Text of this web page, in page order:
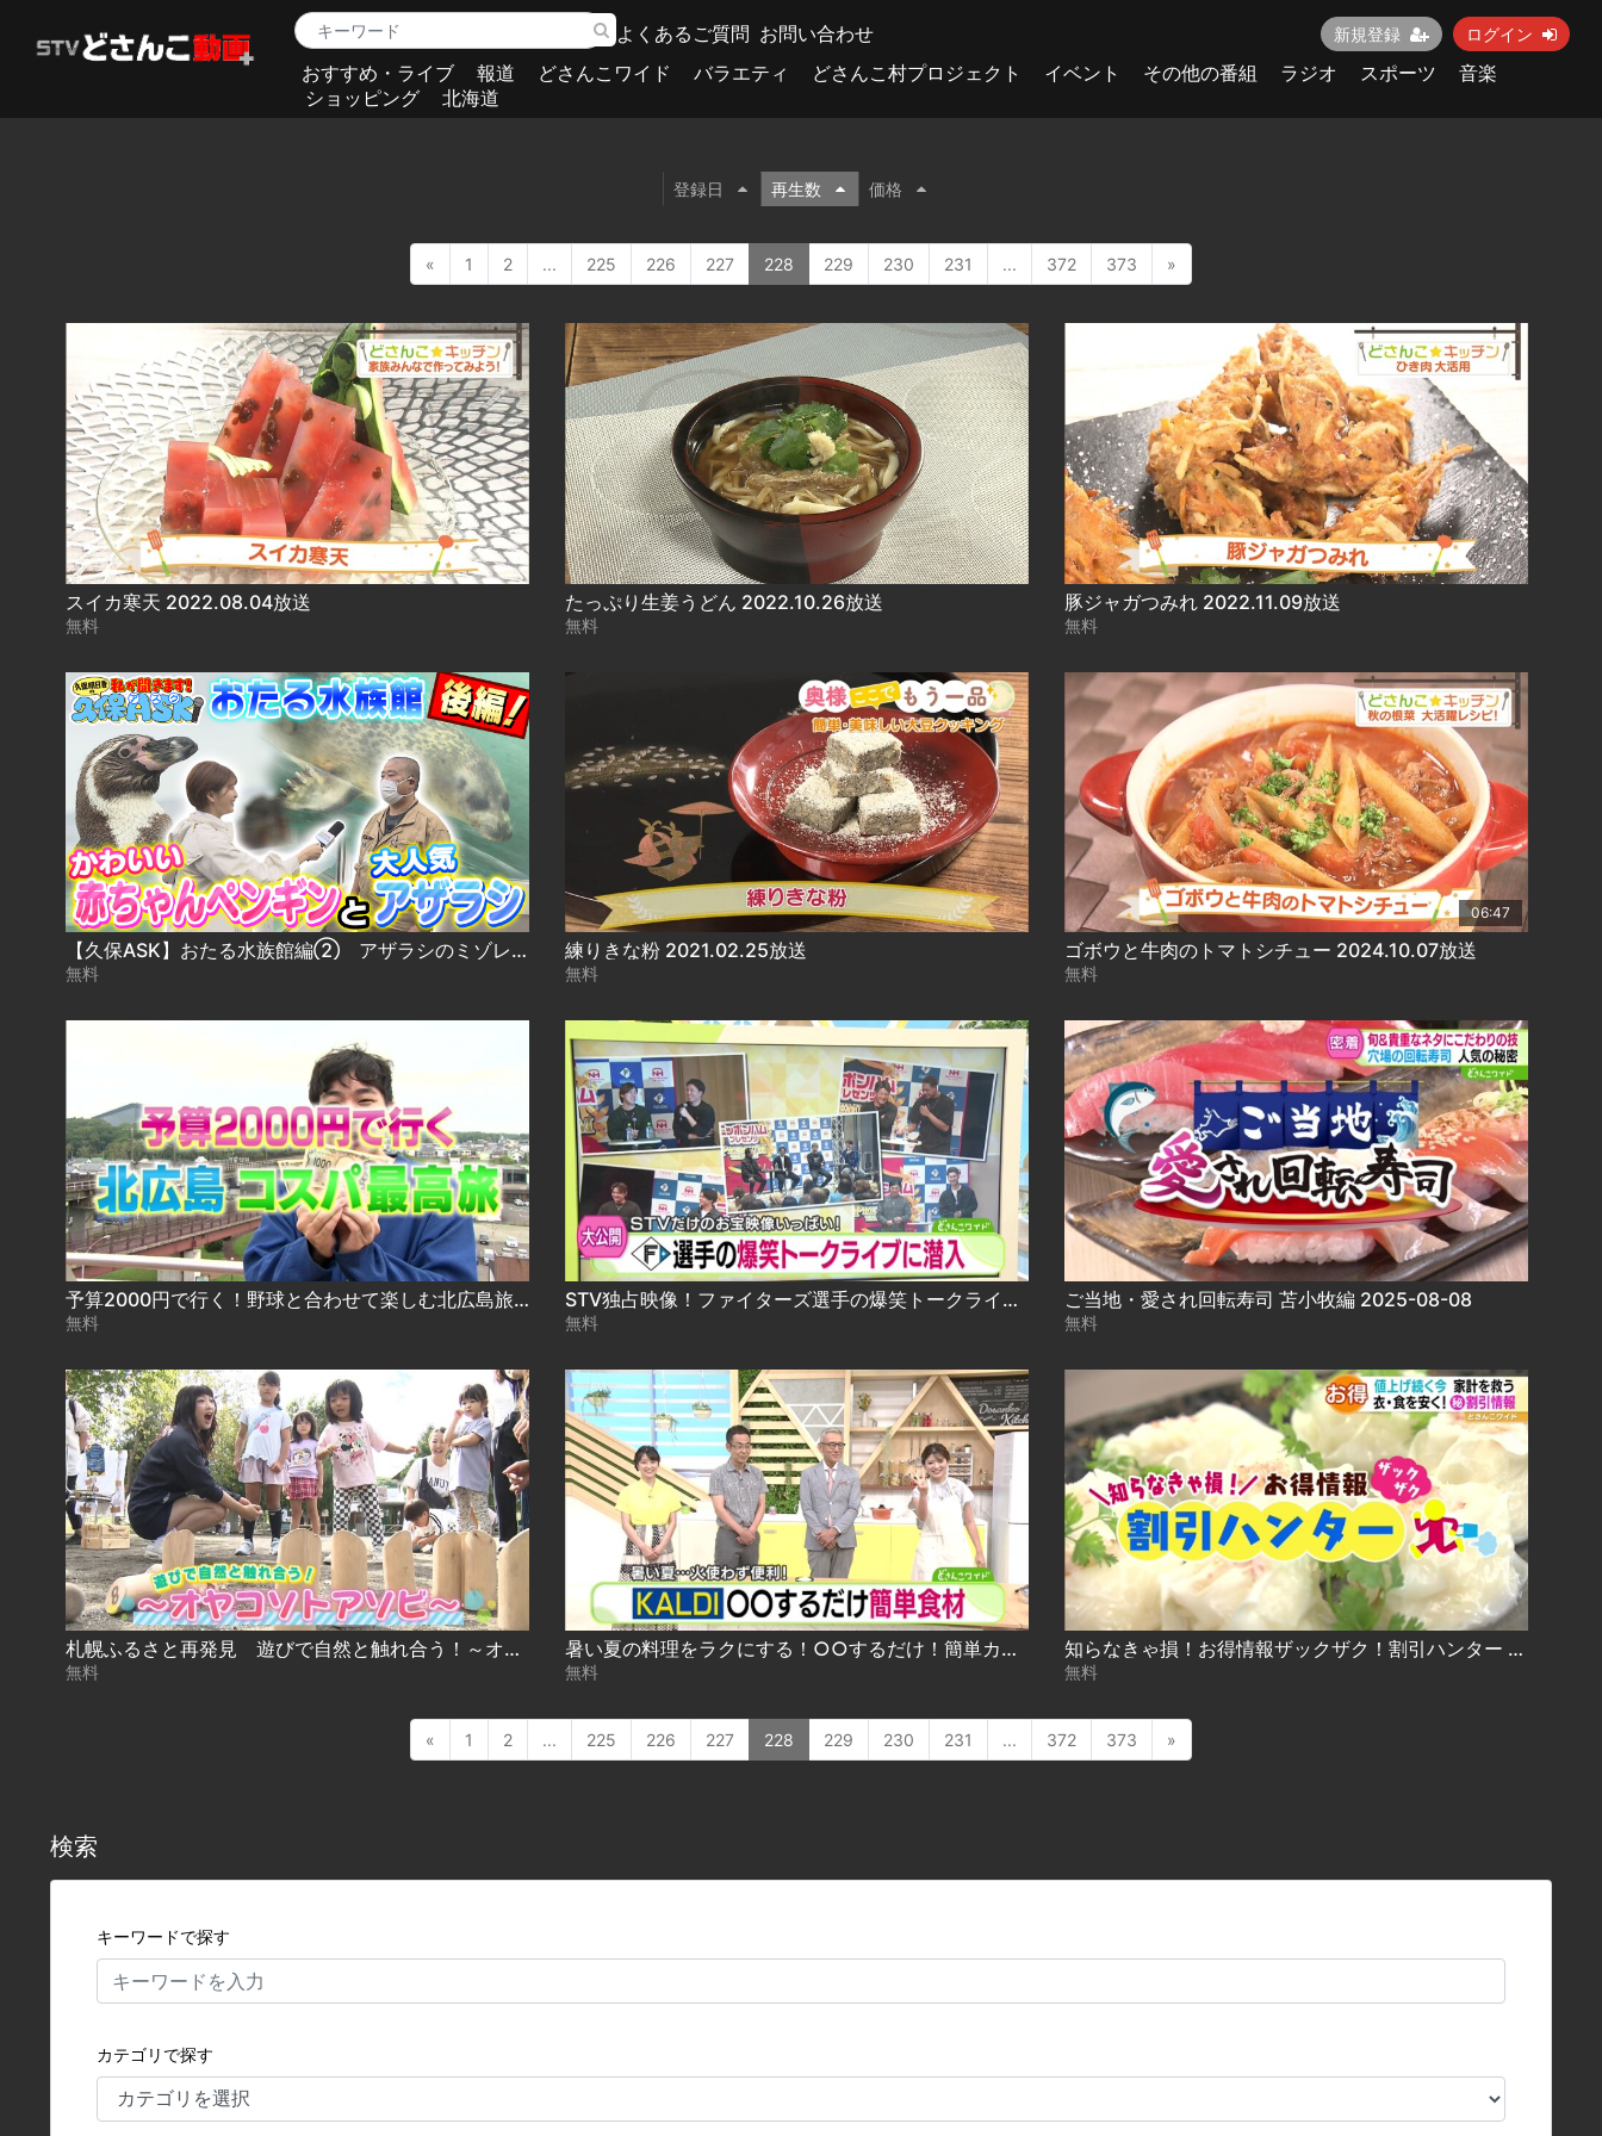
よくあるご質問 お問い合わせ 新規登録 ログイン
おすすめ・ライブ 報道 どさんこワイド バラエティ どさんこ村プロジェクト イベント その他の番組 ラジオ スポーツ
音楽
ショッピング
北海道
登録日 再生数 価格
« 1 2 ... 225 226 227 228 229 230 231 ... 372 373 »
スイカ寒天 2022.08.04放送
無料
たっぷり生姜うどん 2022.10.26放送
無料
豚ジャガつみれ 2022.11.09放送
無料
【久保ASK】おたる水族館編② アザラシのミゾレ＆ペンギンの魅力を聞く！
無料
練りきな粉 2021.02.25放送
無料
06:47
ゴボウと牛肉のトマトシチュー 2024.10.07放送
無料
予算2000円で行く！野球と合わせて楽しむ北広島旅 2024.10.09放送
無料
STV独占映像！ファイターズ選手の爆笑トークライブに潜入！貴重な素顔に迫る！〜後編 2024.11.27放送
無料
ご当地・愛され回転寿司 苫小牧編 2025-08-08
無料
札幌ふるさと再発見 遊びで自然と触れ合う！～オヤコソトアソビ～
無料
暑い夏の料理をラクにする！○○するだけ！簡単カルディ食材 2025-07-14
無料
知らなきゃ損！お得情報ザックザク！割引ハンター 2022.03.03放送
無料
« 1 2 ... 225 226 227 228 229 230 231 ... 372 373 »
検索
キーワードで探す
カテゴリで探す